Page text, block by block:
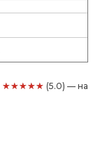
★★★★★ (5.0) — на